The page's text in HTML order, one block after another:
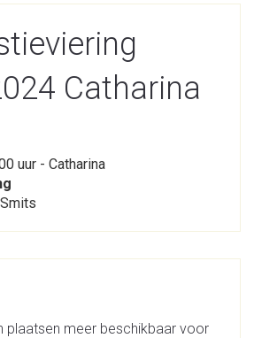
Catharina
uur - Catharina
plaatsen meer beschikbaar voor